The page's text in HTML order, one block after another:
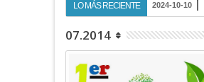
LO MÁS RECIENTE 2024-10-10
07.2014